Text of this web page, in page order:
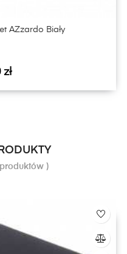
AZzardo Biały
)